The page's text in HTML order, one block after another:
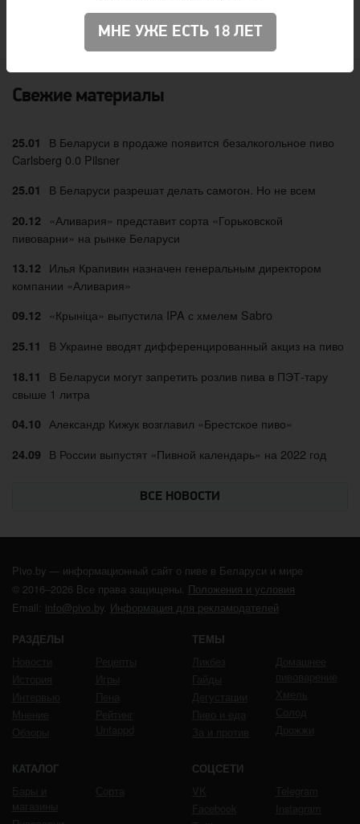
Вячеслав Радионов
Свежие материалы
25.01
В Беларуси в продаже появится безалкогольное пиво
Carlsberg 0.0 Pilsner
25.01 В Беларуси разрешат делать самогон. Но не всем
20.12
«Аливария» представит сорта «Горьковской
пивоварни» на рынке Беларуси
13.12 Илья Крапивин назначен генеральным директором
компании «Аливария»
09.12 «Крыніца» выпустила IPA с хмелем Sabro
25.11 В Украине вводят дифференцированный акциз на пиво
18.11
В Беларуси могут запретить розлив пива в ПЭТ-тару
свыше 1 литра
04.10 Александр Кижук возглавил «Брестское пиво»
24.09 В России выпустят «Пивной календарь» на 2022 год
ВСЕ НОВОСТИ
Pivo.by — информационный сайт о пиве в Беларуси и мире
© 2016–2026 Все права защищены. Положения и условия
Email: info@pivo.by. Информация для рекламодателей
РАЗДЕЛЫ ТЕМЫ
КАТАЛОГ СОЦСЕТИ
МНЕ УЖЕ ЕСТЬ 18 ЛЕТ